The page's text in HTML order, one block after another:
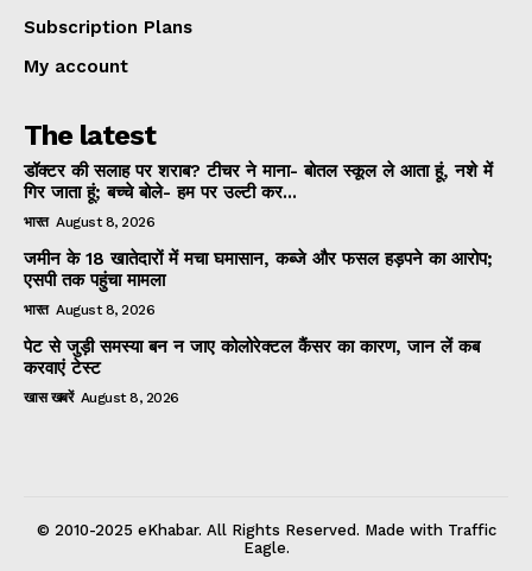
Subscription Plans
My account
The latest
डॉक्टर की सलाह पर शराब? टीचर ने माना- बोतल स्कूल ले आता हूं, नशे में
गिर जाता हूं; बच्चे बोले- हम पर उल्टी कर...
भारत August 8, 2026
जमीन के 18 खातेदारों में मचा घमासान, कब्जे और फसल हड़पने का आरोप;
एसपी तक पहुंचा मामला
भारत August 8, 2026
पेट से जुड़ी समस्या बन न जाए कोलोरेक्टल कैंसर का कारण, जान लें कब
करवाएं टेस्ट
खास खबरें August 8, 2026
© 2010-2025 eKhabar. All Rights Reserved. Made with Traffic
Eagle.